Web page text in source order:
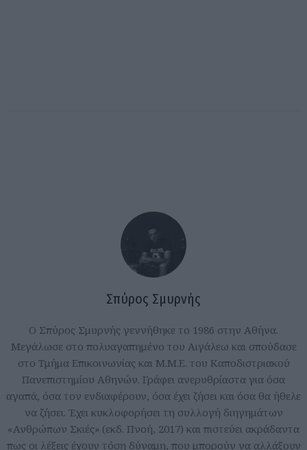
Σπύρος Σμυρνής
Ο Σπύρος Σμυρνής γεννήθηκε το 1986 στην Αθήνα.
Μεγάλωσε στο πολυαγαπημένο του Αιγάλεω και σπούδασε
στο Τμήμα Επικοινωνίας και Μ.Μ.Ε. του Καποδιστριακού
Πανεπιστημίου Αθηνών. Γράφει ανερυθρίαστα για όσα
αγαπά, όσα τον ενδιαφέρουν, όσα έχει ζήσει και όσα θα ήθελε
να ζήσει. Έχει κυκλοφορήσει τη συλλογή διηγημάτων
«Ανθρώπων Σκιές» (εκδ. Πνοή, 2017) και πιστεύει ακράδαντα
πως οι λέξεις έχουν τόση δύναμη, που μπορούν να αλλάξουν